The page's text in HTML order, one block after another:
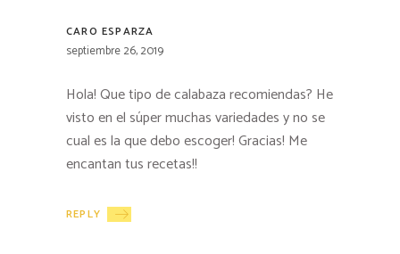
CARO ESPARZA
septiembre 26, 2019
Hola! Que tipo de calabaza recomiendas? He
visto en el súper muchas variedades y no se
cual es la que debo escoger! Gracias! Me
encantan tus recetas!!
REPLY